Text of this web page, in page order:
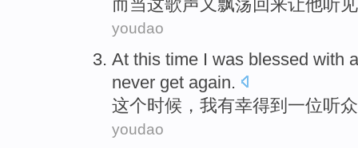
而当这歌声又飘荡回来让他听
youdao
At this time I was blessed with a
never get again.
这个时候 ， 我有幸得到 一位听众
youdao